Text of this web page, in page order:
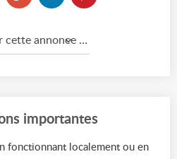
Marquer cette annonce comme...
importantes
fonctionnant localement ou en